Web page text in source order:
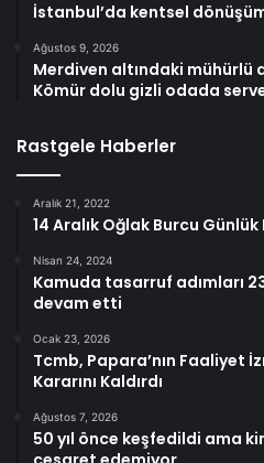
İstanbul’da kentsel dönüşüm
Ağustos 9, 2026
Merdiven altındaki mühürlü
Kömür dolu gizli odada
Rastgele Haberler
Aralık 21, 2022
14 Aralık Oğlak Burcu
Nisan 24, 2024
Kamuda tasarruf adımları
devam etti
Ocak 23, 2026
Tcmb, Papara’nın Faaliyet
Kararını Kaldırdı
Ağustos 7, 2026
50 yıl önce keşfedildi ama